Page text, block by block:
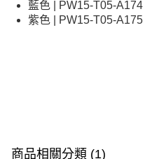
藍色 | PW15-T05-A174
紫色 | PW15-T05-A175
商品相關分類 (1)